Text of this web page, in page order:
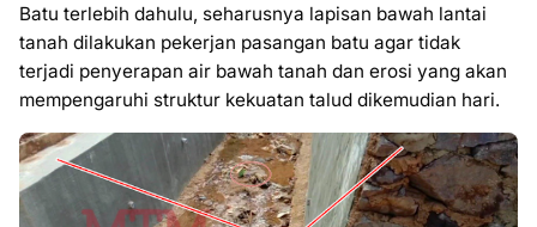
Batu terlebih dahulu, seharusnya lapisan bawah lantai
tanah dilakukan pekerjan pasangan batu agar tidak
terjadi penyerapan air bawah tanah dan erosi yang akan
mempengaruhi struktur kekuatan talud dikemudian hari.